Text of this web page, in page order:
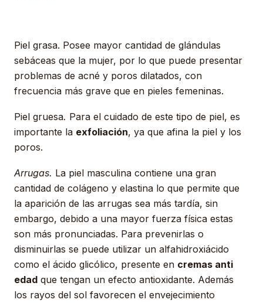
Piel grasa. Posee mayor cantidad de glándulas
sebáceas que la mujer, por lo que puede presentar
problemas de acné y poros dilatados, con
frecuencia más grave que en pieles femeninas.
Piel gruesa. Para el cuidado de este tipo de piel, es
importante la exfoliación, ya que afina la piel y los
poros.
Arrugas. La piel masculina contiene una gran
cantidad de colágeno y elastina lo que permite que
la aparición de las arrugas sea más tardía, sin
embargo, debido a una mayor fuerza física estas
son más pronunciadas. Para prevenirlas o
disminuirlas se puede utilizar un alfahidroxiácido
como el ácido glicólico, presente en cremas anti
edad que tengan un efecto antioxidante. Además
los rayos del sol favorecen el envejecimiento